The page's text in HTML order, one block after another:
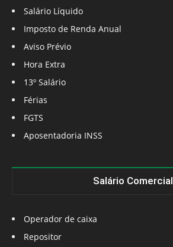
Salário Líquido
Imposto de Renda Anual
Aviso Prévio
Hora Extra
13º Salário
Férias
FGTS
Aposentadoria INSS
Salário Comercial
Operador de caixa
Repositor